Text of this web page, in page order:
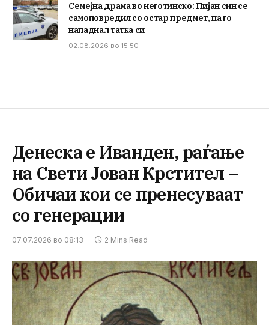
Семејна драма во неготинско: Пијан син се
самоповредил со остар предмет, па го
нападнал татка си
02.08.2026 во 15:50
Денеска е Иванден, раѓање
на Свети Јован Крстител –
Обичаи кои се пренесуваат
со генерации
07.07.2026 во 08:13 2 Mins Read